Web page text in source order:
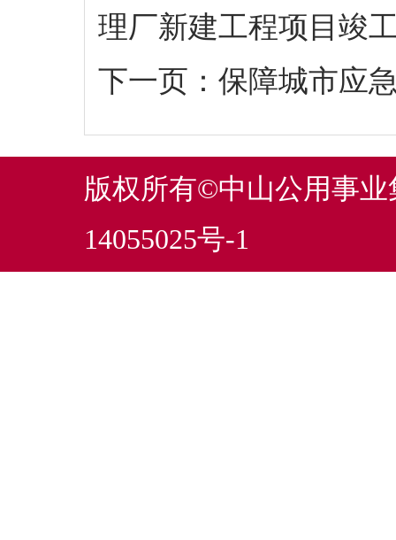
理厂新建工程项目竣
下一页： 保障城市应
版权所有©中山公用事
14055025号-1